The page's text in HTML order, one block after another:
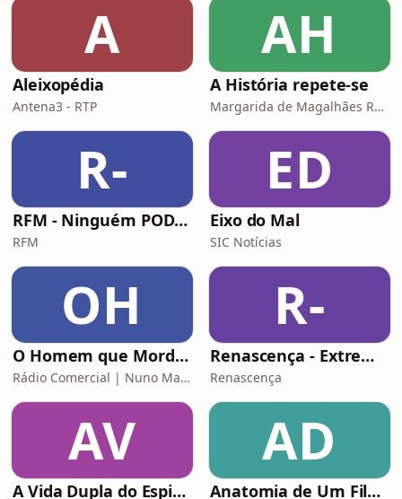
A
Aleixopédia
Antena3 - RTP
AH
A História repete-se
Margarida de Magalhães Ramalho e Lourenço Pereira Coutinho
R-
RFM - Ninguém POD comigo
RFM
ED
Eixo do Mal
SIC Notícias
OH
O Homem que Mordeu o Cão
Rádio Comercial | Nuno Markl
R-
Renascença - Extremamente Desagradável
Renascença
AV
A Vida Dupla do Espião Traidor
AD
Anatomia de Um Filme de Terror